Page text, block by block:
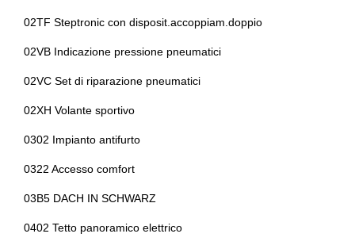
Presa 12v aggiuntiva
Radar
Radio dab
Regolatore di velocità - cruise control
Sensori di parcheggio
Sensori di pioggia
Sistema di chiamata d'emergenza
Connessione ios - android
Controllo della stabilità
Cornering brake control
Fari a led
Fissaggi isofix
Freno di stazionamento elettrico
Illuminazione abitacolo
Impianto di navigazione
02TF Steptronic con disposit.accoppiam.doppio
02VB Indicazione pressione pneumatici
02VC Set di riparazione pneumatici
02XH Volante sportivo
0302 Impianto antifurto
0322 Accesso comfort
03B5 DACH IN SCHWARZ
0402 Tetto panoramico elettrico